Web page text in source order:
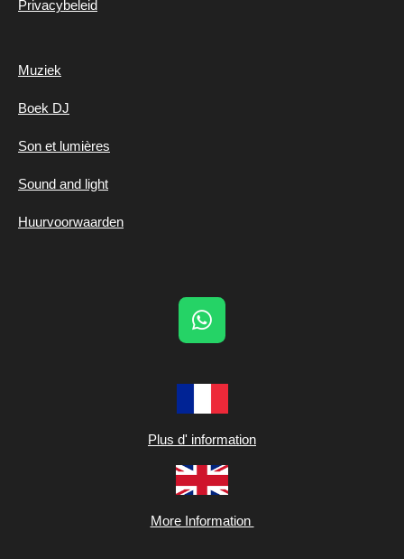
Privacybeleid
Muziek
Boek DJ
Son et lumières
Sound and light
Huurvoorwaarden
W
s
A
p
Plus d' information
More Information